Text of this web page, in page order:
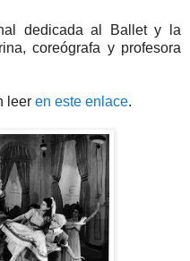
dedicada al Ballet y la
coreógrafa y profesora
leer en este enlace.